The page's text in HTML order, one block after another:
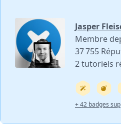
Jasper
Membre
37 755
2 tutoriels
+ 42 badges